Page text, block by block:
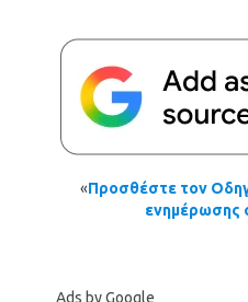
«Προσθέστε τον
ενημέρωσης
Ads by Google